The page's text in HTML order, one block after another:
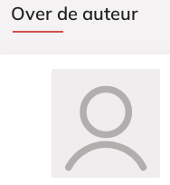
Over de auteur